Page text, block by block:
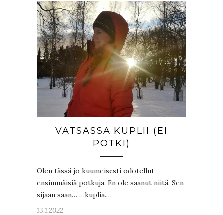
VATSASSA KUPLII (EI
POTKI)
Olen tässä jo kuumeisesti odotellut
ensimmäisiä potkuja. En ole saanut niitä. Sen
sijaan saan… …kuplia.…
13.1.2022